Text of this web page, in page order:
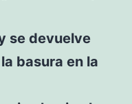
se devuelve
basura en la